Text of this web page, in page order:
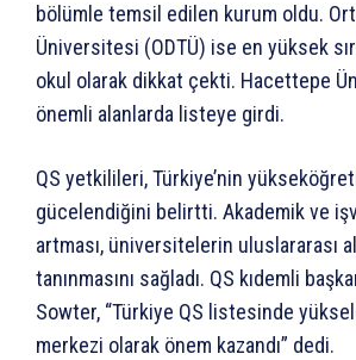
bölümle temsil edilen kurum oldu.
Üniversitesi (ODTÜ) ise en yüksek
okul olarak dikkat çekti. Hacettepe
önemli alanlarda listeye girdi.
QS yetkilileri, Türkiye’nin
gücelendiğini belirtti. Akademik ve
artması, üniversitelerin uluslararası
tanınmasını sağladı. QS kıdemli
Sowter, “Türkiye QS listesinde
merkezi olarak önem kazandı” dedi.